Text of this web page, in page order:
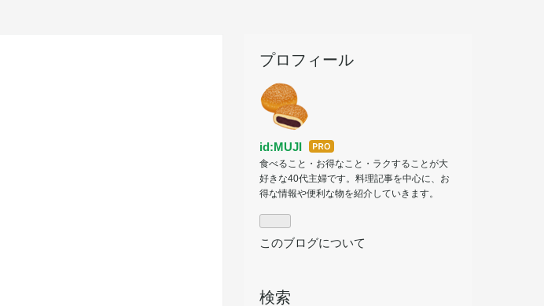
プロフィール
id:MUJI はて
なブ
ログ
食べること・お得なこと・ラクすることが大
好きな40代主婦です。料理記事を中心に、お
得な情報や便利な物を紹介していきます。
このブログについて
検索